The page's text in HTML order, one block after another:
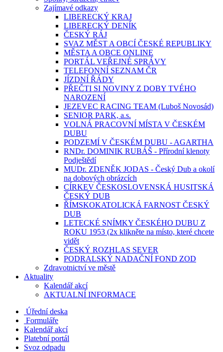
Zajímavé odkazy
LIBERECKÝ KRAJ
LIBERECKÝ DENÍK
ČESKÝ RÁJ
SVAZ MĚST A OBCÍ ČESKÉ REPUBLIKY
MĚSTA A OBCE ONLINE
PORTÁL VEŘEJNÉ SPRÁVY
TELEFONNÍ SEZNAM ČR
JÍZDNÍ ŘÁDY
PŘEČTI SI NOVINY Z DOBY TVÉHO
NAROZENÍ
JEZEVEC RACING TEAM (Luboš Novosád)
SENIOR PARK, a.s.
VOLNÁ PRACOVNÍ MÍSTA V ČESKÉM
DUBU
PODZEMÍ V ČESKÉM DUBU - AGARTHA
RNDr. DOMINIK RUBÁŠ - Přírodní klenoty
Podještědí
MUDr. ZDENĚK JODAS - Český Dub a okolí
na dobových obrázcích
CÍRKEV ČESKOSLOVENSKÁ HUSITSKÁ
ČESKÝ DUB
ŘÍMSKOKATOLICKÁ FARNOST ČESKÝ
DUB
LETECKÉ SNÍMKY ČESKÉHO DUBU Z
ROKU 1953 (2x klikněte na místo, které chcete
vidět
ČESKÝ ROZHLAS SEVER
PODRALSKÝ NADAČNÍ FOND ZOD
Zdravotnictví ve městě
Aktuality
Kalendář akcí
AKTUALNÍ INFORMACE
Úřední deska
Formuláře
Kalendář akcí
Platební portál
Svoz odpadu